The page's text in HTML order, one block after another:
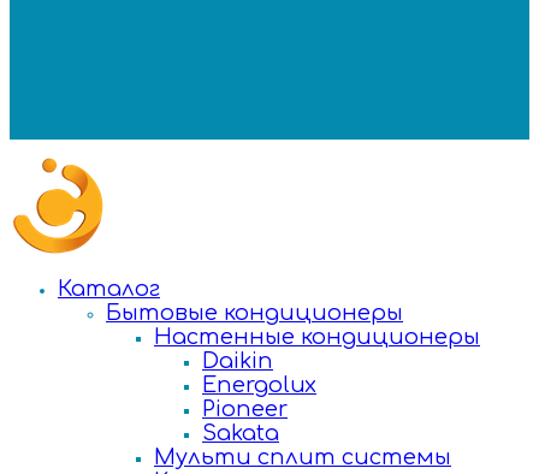
Каталог
Бытовые кондиционеры
Настенные кондиционеры
Daikin
Energolux
Pioneer
Sakata
Мульти сплит системы